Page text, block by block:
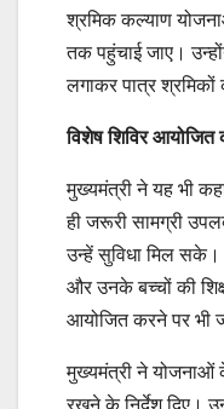
श्रमिक कल्याण
तक पहुंचाई जाए।
लगाकर पात्र श्रमिकों
विशेष शिविर आयोजित
मुख्यमंत्री ने यह भी
ही जरूरी सामग्री
उन्हें सुविधा मिल सके।
और उनके बच्चों की
आयोजित करने पर भी
मुख्यमंत्री ने योजनाओं